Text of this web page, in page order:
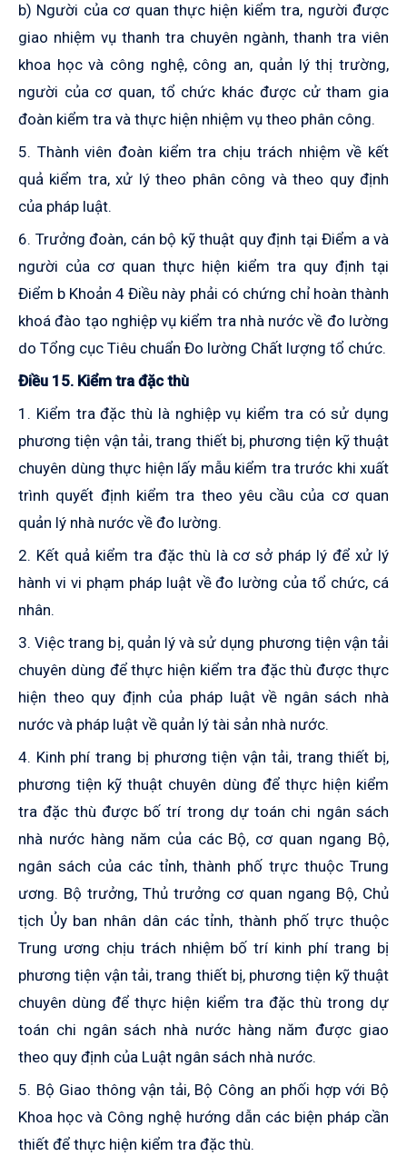
b) Người của cơ quan thực hiện kiểm tra, người được
giao nhiệm vụ thanh tra chuyên ngành, thanh tra viên
khoa học và công nghệ, công an, quản lý thị trường,
người của cơ quan, tổ chức khác được cử tham gia
đoàn kiểm tra và thực hiện nhiệm vụ theo phân công.
5. Thành viên đoàn kiểm tra chịu trách nhiệm về kết
quả kiểm tra, xử lý theo phân công và theo quy định
của pháp luật.
6. Trưởng đoàn, cán bộ kỹ thuật quy định tại Điểm a và
người của cơ quan thực hiện kiểm tra quy định tại
Điểm b Khoản 4 Điều này phải có chứng chỉ hoàn thành
khoá đào tạo nghiệp vụ kiểm tra nhà nước về đo lường
do Tổng cục Tiêu chuẩn Đo lường Chất lượng tổ chức.
Điều 15. Kiểm tra đặc thù
1. Kiểm tra đặc thù là nghiệp vụ kiểm tra có sử dụng
phương tiện vận tải, trang thiết bị, phương tiện kỹ thuật
chuyên dùng thực hiện lấy mẫu kiểm tra trước khi xuất
trình quyết định kiểm tra theo yêu cầu của cơ quan
quản lý nhà nước về đo lường.
2. Kết quả kiểm tra đặc thù là cơ sở pháp lý để xử lý
hành vi vi phạm pháp luật về đo lường của tổ chức, cá
nhân.
3. Việc trang bị, quản lý và sử dụng phương tiện vận tải
chuyên dùng để thực hiện kiểm tra đặc thù được thực
hiện theo quy định của pháp luật về ngân sách nhà
nước và pháp luật về quản lý tài sản nhà nước.
4. Kinh phí trang bị phương tiện vận tải, trang thiết bị,
phương tiện kỹ thuật chuyên dùng để thực hiện kiểm
tra đặc thù được bố trí trong dự toán chi ngân sách
nhà nước hàng năm của các Bộ, cơ quan ngang Bộ,
ngân sách của các tỉnh, thành phố trực thuộc Trung
ương. Bộ trưởng, Thủ trưởng cơ quan ngang Bộ, Chủ
tịch Ủy ban nhân dân các tỉnh, thành phố trực thuộc
Trung ương chịu trách nhiệm bố trí kinh phí trang bị
phương tiện vận tải, trang thiết bị, phương tiện kỹ thuật
chuyên dùng để thực hiện kiểm tra đặc thù trong dự
toán chi ngân sách nhà nước hàng năm được giao
theo quy định của Luật ngân sách nhà nước.
5. Bộ Giao thông vận tải, Bộ Công an phối hợp với Bộ
Khoa học và Công nghệ hướng dẫn các biện pháp cần
thiết để thực hiện kiểm tra đặc thù.